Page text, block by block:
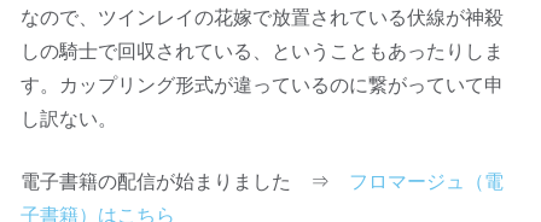
なので、ツインレイの花嫁で放置されている伏線が神殺
しの騎士で回収されている、ということもあったりしま
す。カップリング形式が違っているのに繋がっていて申
し訳ない。
電子書籍の配信が始まりました ⇒ フロマージュ（電
子書籍）はこちら